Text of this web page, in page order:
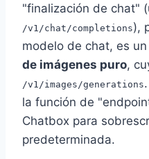
"finalización de chat"
/v1/chat/completions),
modelo de chat, es un
de imágenes puro,
/v1/images/generations
la función de
Chatbox para
predeterminada.